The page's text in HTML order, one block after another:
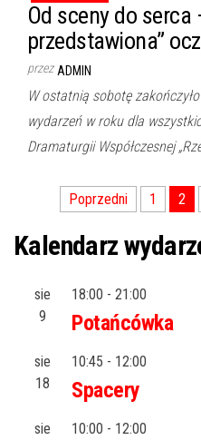
Od sceny do serca
przedstawiona”
przez ADMIN
W ostatnią sobotę
wydarzeń w roku dla
Dramaturgii Współczesnej
Nawigacja
po
wpisach
Poprzedni 1 2
Kalendarz
sie
9
18:00 - 21:00
Potańcówka
sie
18
10:45 - 12:00
Spacery
sie
10:00 - 12:00